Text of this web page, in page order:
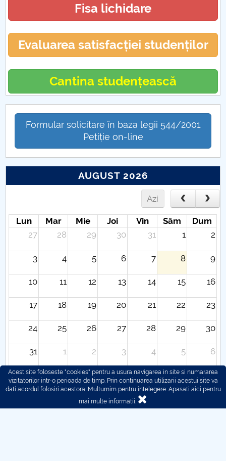
Fisa lichidare
Evaluarea satisfacției studenților
Cantina studențească
Formular solicitare în baza legii 544/2001
Petiție on-line
AUGUST 2026
Azi
Lun Mar Mie Joi Vin Sâm
Dum
27
28 29 30 31 1 2
3 4 5 6 7 8 9
10 11 12 13 14 15 16
17 18 19 20 21 22 23
24 25 26 27 28 29 30
31 1 2 3 4 5 6
Acest site foloseste "cookies" pentru a usura navigarea in site si numararea
vizitatorilor intr-o perioada de timp. Prin continuarea utilizarii acestui site va
dati acordul folosiri acestora. Multumim pentru intelegere. Apasati aici pentru
mai multe informatii.